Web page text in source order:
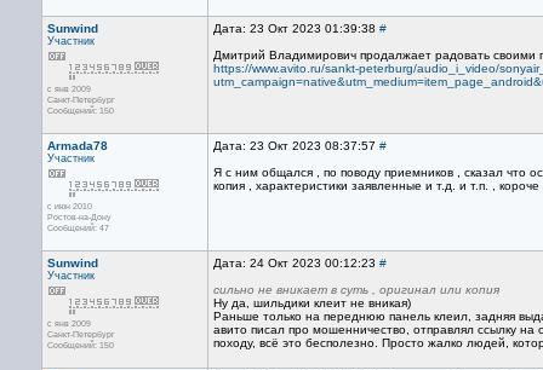
Sunwind
Участник
с янв 2009
Санкт-Петербург
Сообщений: 150
Дата: 23 Окт 2023 01:39:38 #
Дмитрий Владимирович продалжает радовать своими
https://www.avito.ru/sankt-peterburg/audio_i_video/
Armada78
Участник
с июн 2010
Ростов-на-Дону
Сообщений: 47
Дата: 23 Окт 2023 08:37:57 #
Я с ним общался , по поводу приемников , сказал что
копия , характеристики заявленные и т.д. и т.п. ,
Sunwind
Участник
с янв 2009
Санкт-Петербург
Сообщений: 150
Дата: 24 Окт 2023 00:12:23 #
сильно не вникает в суть , оригинал или копия
Ну да, шильдики клеит не вникая)
Раньше только на переднюю панель клеил, задняя
авито писал про мошенничество, отправлял ссылку
походу, всё это бесполезно. Просто жалко людей,